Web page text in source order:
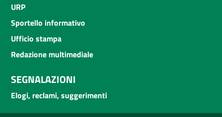
URP
Sportello informativo
Ufficio stampa
Redazione multimediale
SEGNALAZIONI
Elogi, reclami, suggerimenti